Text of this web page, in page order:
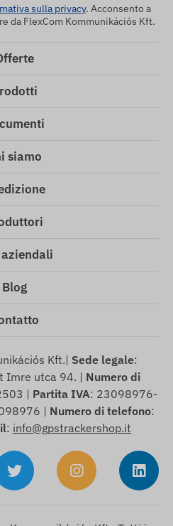
sulla privacy. Acconsento a
da FlexCom Kommunikációs Kft.
siamo
Blog
Kft.| Sede legale:
Imre utca 94. | Numero di
| Partita IVA: 23098976-
| Numero di telefono:
: info@gpstrackershop.it